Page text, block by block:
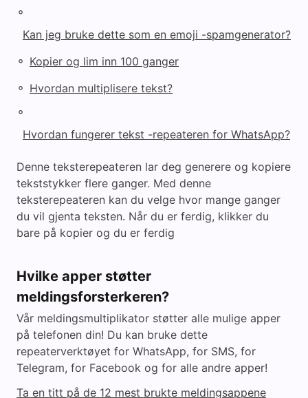
◦
Kan jeg bruke dette som en emoji -spamgenerator?
◦ Kopier og lim inn 100 ganger
◦ Hvordan multiplisere tekst?
◦
Hvordan fungerer tekst -repeateren for WhatsApp?
Denne teksterepeateren lar deg generere og kopiere
tekststykker flere ganger. Med denne
teksterepeateren kan du velge hvor mange ganger
du vil gjenta teksten. Når du er ferdig, klikker du
bare på kopier og du er ferdig
Hvilke apper støtter
meldingsforsterkeren?
Vår meldingsmultiplikator støtter alle mulige apper
på telefonen din! Du kan bruke dette
repeaterverktøyet for WhatsApp, for SMS, for
Telegram, for Facebook og for alle andre apper!
Ta en titt på de 12 mest brukte meldingsappene